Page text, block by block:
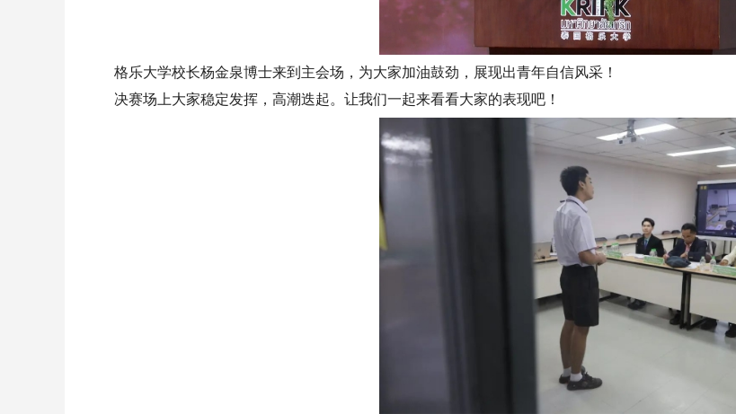
格乐大学校长杨金泉博士来到主会场，为大家加油鼓劲，展现出青年自信风采！
决赛场上大家稳定发挥，高潮迭起。让我们一起来看看大家的表现吧！